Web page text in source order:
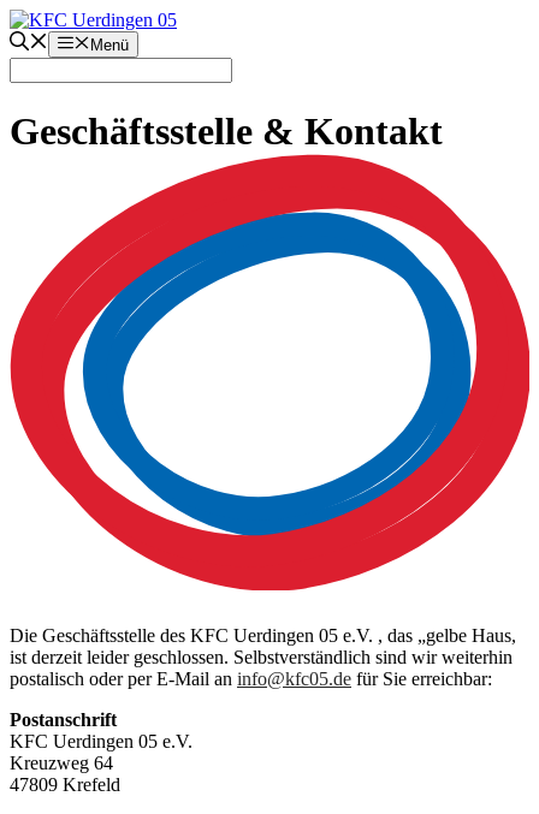
Zum
Inhalt
springen
Menü
Geschäftsstelle & Kontakt
Die Geschäftsstelle des KFC Uerdingen 05 e.V. , das „gelbe Haus,
ist derzeit leider geschlossen. Selbstverständlich sind wir weiterhin
postalisch oder per E-Mail an info@kfc05.de für Sie erreichbar:
Postanschrift
KFC Uerdingen 05 e.V.
Kreuzweg 64
47809 Krefeld